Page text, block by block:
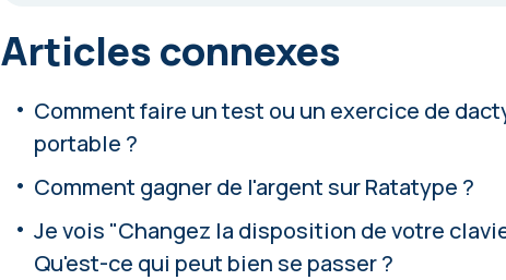
Articles connexes
Comment faire un test ou un exercice de
portable ?
Comment gagner de l'argent sur Ratatype ?
Je vois "Changez la disposition de votre
Qu'est-ce qui peut bien se passer ?